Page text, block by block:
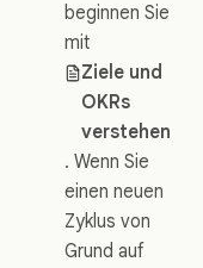
beginnen Sie
mit
Ziele und
OKRs
verstehen
. Wenn Sie
einen neuen
Zyklus von
Grund auf